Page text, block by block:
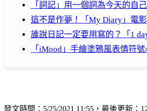
「詞記」用一個詞為今天的自
這不是作夢！「My Diary」電
誰說日記一定要用寫的？「1
「iMood」手繪塗鴉風表情符
發文時間：5/25/2021 11:55，最後更新：